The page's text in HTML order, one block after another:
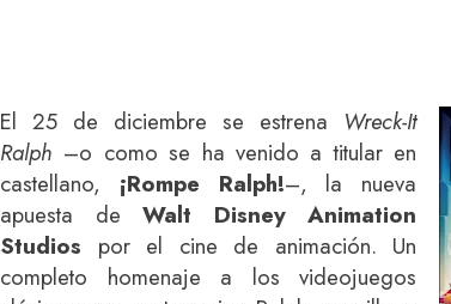
El 25 de diciembre se estrena Wreck-It
Ralph –o como se ha venido a titular en
castellano, ¡Rompe Ralph!–, la nueva
apuesta deWalt Disney Animation
Studios por el cine de animación. Un
completo homenaje a los videojuegos